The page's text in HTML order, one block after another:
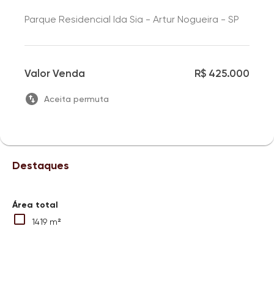
Parque Residencial Ida Sia - Artur Nogueira - SP
Valor Venda R$ 425.000
Aceita permuta
Destaques
Área total
1419 m²